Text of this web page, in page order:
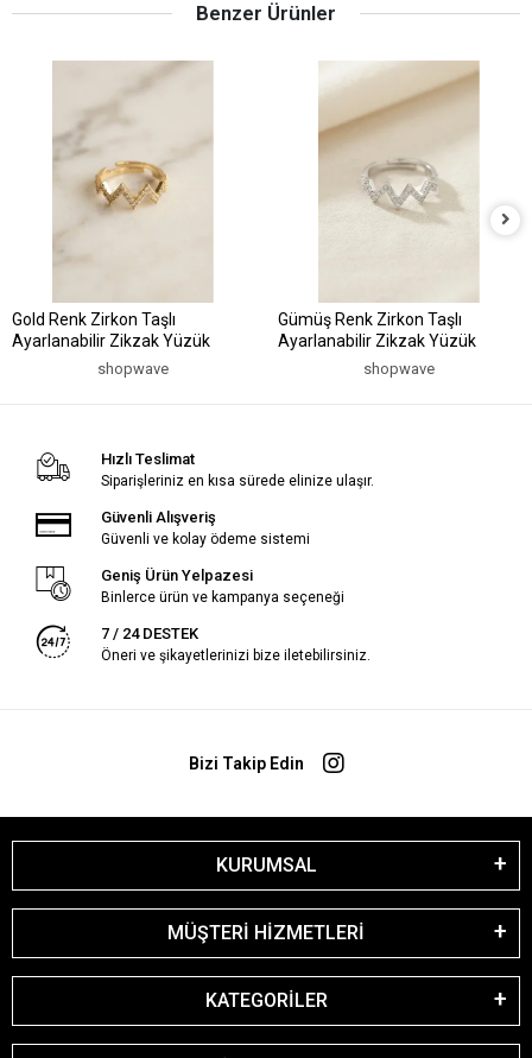
Benzer Ürünler
Gold Renk Zirkon Taşlı
Ayarlanabilir Zikzak Yüzük
shopwave
Gümüş Renk Zirkon Taşlı
Ayarlanabilir Zikzak Yüzük
shopwave
Hızlı Teslimat
Siparişleriniz en kısa sürede elinize ulaşır.
Güvenli Alışveriş
Güvenli ve kolay ödeme sistemi
Geniş Ürün Yelpazesi
Binlerce ürün ve kampanya seçeneği
7 / 24 DESTEK
Öneri ve şikayetlerinizi bize iletebilirsiniz.
Bizi Takip Edin
KURUMSAL
MÜŞTERİ HİZMETLERİ
KATEGORİLER